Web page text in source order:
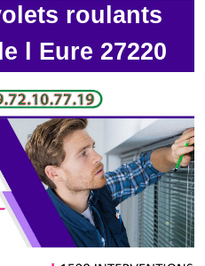
roulants
l Eure 27220